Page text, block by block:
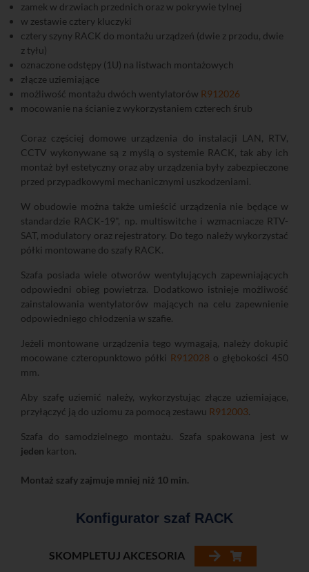
zamek w drzwiach przednich oraz w pokrywie tylnej
w zestawie cztery kluczyki
cztery szyny RACK do montażu urządzeń (dwie z przodu, dwie
z tyłu)
oznaczone odstępy (1U) na listwach montażowych
złącze uziemiające
możliwość montażu dwóch wentylatorów R912026
mocowanie na ścianie z wykorzystaniem czterech śrub
Coraz częściej domowe urządzenia do instalacji LAN, RTV,
CCTV wykonywane są z myślą o systemie RACK, tak aby ich
montaż był estetyczny oraz aby urządzenia były zabezpieczone
przed przypadkowymi mechanicznymi uszkodzeniami.
W obudowie można także umieścić urządzenia nie będące w
standardzie RACK-19", np. multiswitche i wzmacniacze RTV-
SAT, modulatory oraz rejestratory. Do tego należy wykorzystać
półki montowane do szafy RACK.
Szafa posiada wiele otworów wentylujących zapewniających
odpowiedni obieg powietrza. Dodatkowo istnieje możliwość
zainstalowania wentylatorów mających na celu zapewnienie
odpowiedniego chłodzenia w szafie.
Jeżeli montowane urządzenia tego wymagają, należy dokupić
mocowane czteropunktowo półki R912028 o głębokości 450
mm.
Aby szafę uziemić należy, wykorzystując złącze uziemiające,
przyłączyć ją do uziomu za pomocą zestawu R912003.
Szafa do samodzielnego montażu. Szafa spakowana jest w
jeden karton.
Montaż szafy zajmuje mniej niż 10 min.
Konfigurator szaf RACK
SKOMPLETUJ AKCESORIA